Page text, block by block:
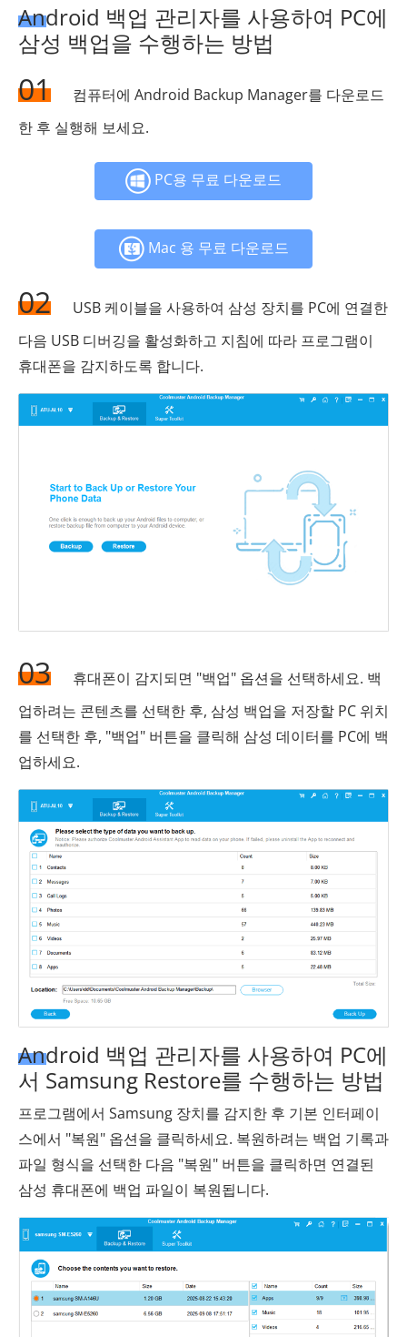
Android 백업 관리자를 사용하여 PC에
삼성 백업을 수행하는 방법
01
컴퓨터에 Android Backup Manager를 다운로드
한 후 실행해 보세요.
PC용 무료 다운로드
Mac 용 무료 다운로드
02
USB 케이블을 사용하여 삼성 장치를 PC에 연결한
다음 USB 디버깅을 활성화하고 지침에 따라 프로그램이
휴대폰을 감지하도록 합니다.
03
휴대폰이 감지되면 "백업" 옵션을 선택하세요. 백
업하려는 콘텐츠를 선택한 후, 삼성 백업을 저장할 PC 위치
를 선택한 후, "백업" 버튼을 클릭해 삼성 데이터를 PC에 백
업하세요.
Android 백업 관리자를 사용하여 PC에
서 Samsung Restore를 수행하는 방법
프로그램에서 Samsung 장치를 감지한 후 기본 인터페이
스에서 "복원" 옵션을 클릭하세요. 복원하려는 백업 기록과
파일 형식을 선택한 다음 "복원" 버튼을 클릭하면 연결된
삼성 휴대폰에 백업 파일이 복원됩니다.